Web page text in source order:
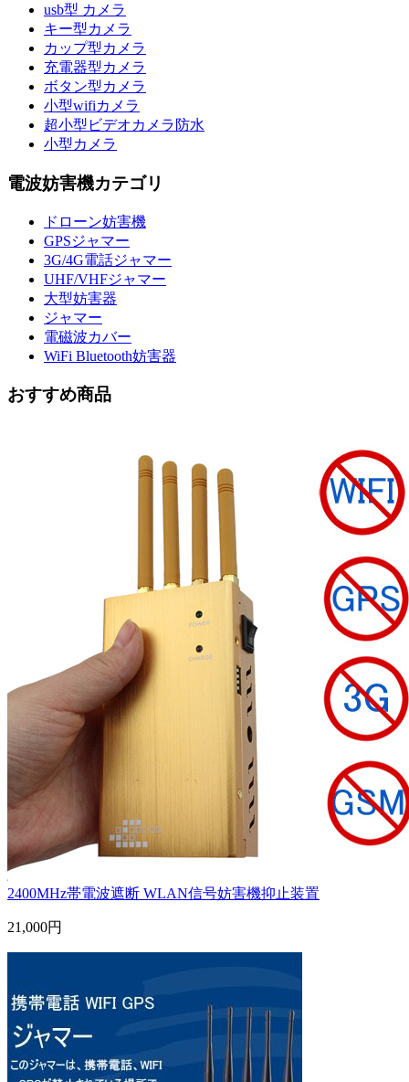
usb型 カメラ
キー型カメラ
カップ型カメラ
充電器型カメラ
ボタン型カメラ
小型wifiカメラ
超小型ビデオカメラ防水
小型カメラ
電波妨害機カテゴリ
ドローン妨害機
GPSジャマー
3G/4G電話ジャマー
UHF/VHFジャマー
大型妨害器
ジャマー
電磁波カバー
WiFi Bluetooth妨害器
おすすめ商品
2400MHz帯電波遮断 WLAN信号妨害機抑止装置
21,000円